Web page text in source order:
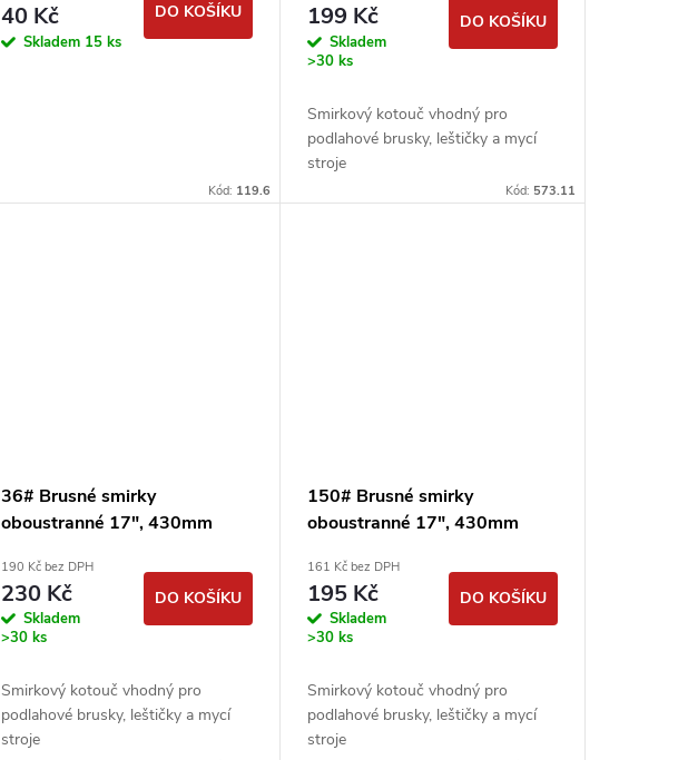
40 Kč
Skladem 15 ks
DO KOŠÍKU
Kód: 119.6
199 Kč
Skladem
>30 ks
DO KOŠÍKU
Smirkový kotouč vhodný pro
podlahové brusky, leštičky a mycí
stroje
Kód: 573.11
36# Brusné smirky
oboustranné 17", 430mm
podlahářské
190 Kč bez DPH
230 Kč
Skladem
>30 ks
DO KOŠÍKU
Smirkový kotouč vhodný pro
podlahové brusky, leštičky a mycí
stroje
150# Brusné smirky
oboustranné 17", 430mm
podlahářské
161 Kč bez DPH
195 Kč
Skladem
>30 ks
DO KOŠÍKU
Smirkový kotouč vhodný pro
podlahové brusky, leštičky a mycí
stroje